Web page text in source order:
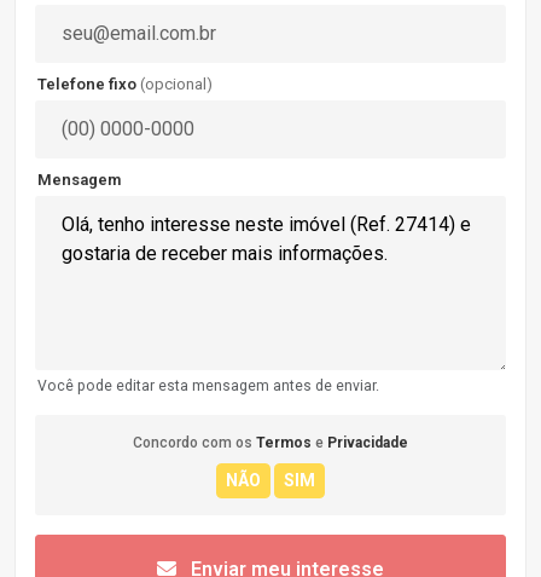
Telefone fixo (opcional)
Mensagem
Você pode editar esta mensagem antes de enviar.
Concordo com os Termos e Privacidade
Enviar meu interesse